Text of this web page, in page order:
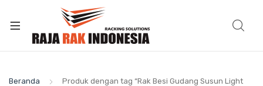
Beranda
Produk dengan tag “Rak Besi Gudang Susun Light